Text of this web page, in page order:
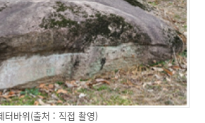
터바위(출처 : 직접 촬영)